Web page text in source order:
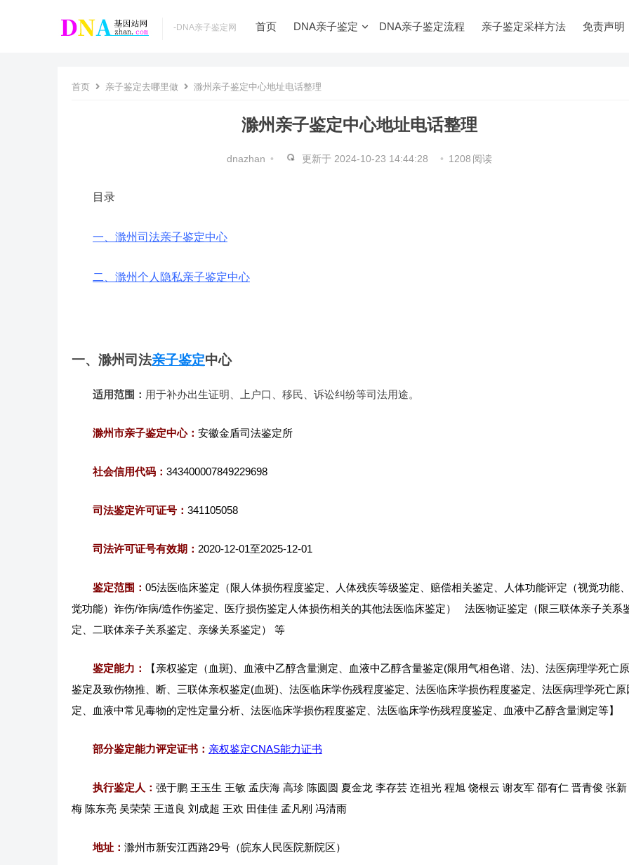
­-DNA亲子鉴定网 首页 DNA亲子鉴定 DNA亲子鉴定流程 亲子鉴定采样方法 免责声明
首页 亲子鉴定去哪里做 滁州亲子鉴定中心地址电话整理
滁州亲子鉴定中心地址电话整理
dnazhan • 更新于 2024-10-23 14:44:28 • 1208 阅读
目录
一、滁州司法亲子鉴定中心
二、滁州个人隐私亲子鉴定中心
一、滁州司法亲子鉴定中心
适用范围： 用于补办出生证明、上户口、移民、诉讼纠纷等司法用途。
滁州市亲子鉴定中心： 安徽金盾司法鉴定所
社会信用代码： 343400007849229698
司法鉴定许可证号： 341105058
司法许可证号有效期： 2020-12-01至2025-12-01
鉴定范围： 05法医临床鉴定（限人体损伤程度鉴定、人体残疾等级鉴定、赔偿相关鉴定、人体功能评定（视觉功能
觉功能）诈伤/诈病/造作伤鉴定、医疗损伤鉴定人体损伤相关的其他法医临床鉴定） 法医物证鉴定（限三联体亲子关系
定、二联体亲子关系鉴定、亲缘关系鉴定） 等
鉴定能力：
【亲权鉴定（血斑)、血液中乙醇含量测定、血液中乙醇含量鉴定(限用气相色谱、法)、法医病理学死亡
鉴定及致伤物推、断、三联体亲权鉴定(血斑)、法医临床学伤残程度鉴定、法医临床学损伤程度鉴定、法医病理学死亡原
定、血液中常见毒物的定性定量分析、法医临床学损伤程度鉴定、法医临床学伤残程度鉴定、血液中乙醇含量测定等】
部分鉴定能力评定证书： 亲权鉴定CNAS能力证书
执行鉴定人： 强于鹏 王玉生 王敏 孟庆海 高珍 陈圆圆 夏金龙 李存芸 迮祖光 程旭 饶根云 谢友军 邵有仁 晋青俊 张新
梅 陈东亮 吴荣荣 王道良 刘成超 王欢 田佳佳 孟凡刚 冯清雨
地址： 滁州市新安江西路29号（皖东人民医院新院区）